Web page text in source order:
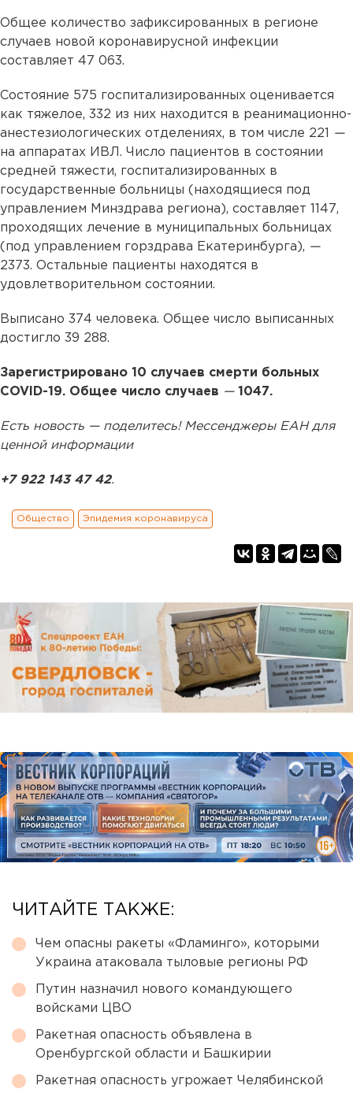
Общее количество зафиксированных в регионе
случаев новой коронавирусной инфекции
составляет 47 063.
Состояние 575 госпитализированных оценивается
как тяжелое, 332 из них находится в реанимационно-
анестезиологических отделениях, в том числе 221
—
на аппаратах ИВЛ. Число пациентов в состоянии
средней тяжести, госпитализированных в
государственные больницы (находящиеся под
управлением Минздрава региона), составляет 1147,
проходящих лечение в муниципальных больницах
(под управлением горздрава Екатеринбурга), —
2373. Остальные пациенты находятся в
удовлетворительном состоянии.
Выписано 374 человека. Общее число выписанных
достигло 39 288.
Зарегистрировано 10 случаев смерти больных
COVID-19. Общее число случаев —1047.
Есть новость — поделитесь! Мессенджеры ЕАН для
ценной информации
+7 922 143 47 42.
Общество Эпидемия коронавируса
ЧИТАЙТЕ ТАКЖЕ:
Чем опасны ракеты «Фламинго», которыми
Украина атаковала тыловые регионы РФ
Путин назначил нового командующего
войсками ЦВО
Ракетная опасность объявлена в
Оренбургской области и Башкирии
Ракетная опасность угрожает Челябинской